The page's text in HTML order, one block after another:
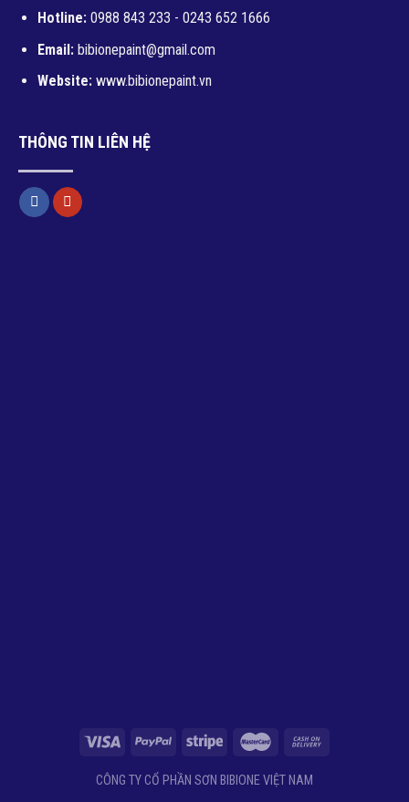
Hotline: 0988 843 233 - 0243 652 1666
Email:bibionepaint@gmail.com
Website:www.bibionepaint.vn
THÔNG TIN LIÊN HỆ
CÔNG TY CỔ PHẦN SƠN BIBIONE VIỆT NAM